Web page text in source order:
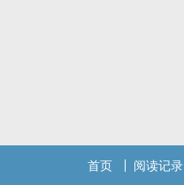
首页 阅读记录